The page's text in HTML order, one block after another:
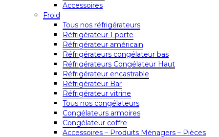
Accessoires
Froid
Tous nos réfrigérateurs
Réfrigérateur 1 porte
Réfrigérateur américain
Réfrigérateurs congélateur bas
Réfrigérateurs Congélateur Haut
Réfrigérateur encastrable
Réfrigérateur Bar
Réfrigérateur vitrine
Tous nos congélateurs
Congélateurs armoires
Congélateur coffre
Accessoires – Produits Ménagers – Pièces